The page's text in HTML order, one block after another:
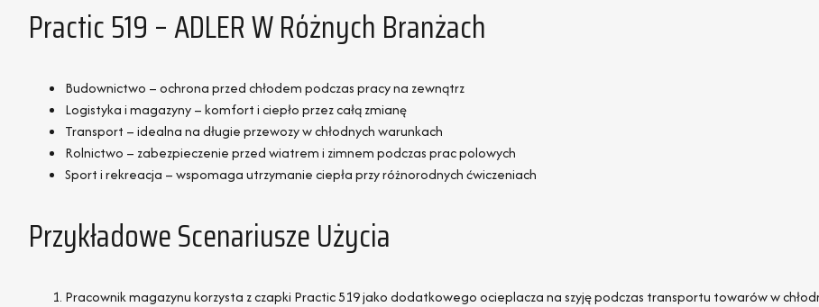
Practic 519 – ADLER W Różnych Branżach
Budownictwo – ochrona przed chłodem podczas pracy na zewnątrz
Logistyka i magazyny – komfort i ciepło przez całą zmianę
Transport – idealna na długie przewozy w chłodnych warunkach
Rolnictwo – zabezpieczenie przed wiatrem i zimnem podczas prac polowych
Sport i rekreacja – wspomaga utrzymanie ciepła przy różnorodnych ćwiczeniach
Przykładowe Scenariusze Użycia
Pracownik magazynu korzysta z czapki Practic 519 jako dodatkowego ocieplacza na szyję podczas transportu towarów w